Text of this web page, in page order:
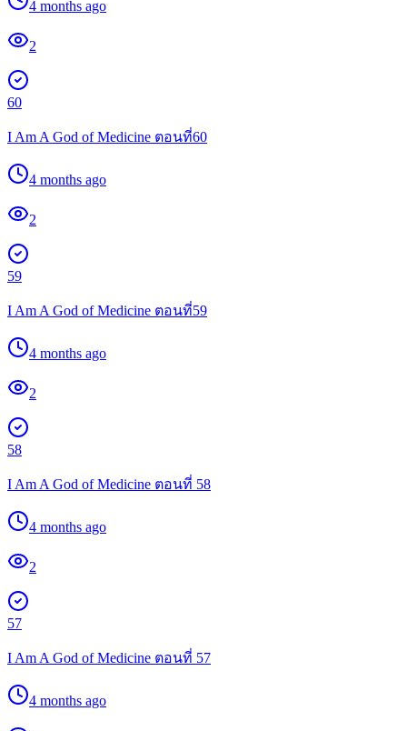
4 months ago
2
60
I Am A God of Medicine ตอนที่60
4 months ago
2
59
I Am A God of Medicine ตอนที่59
4 months ago
2
58
I Am A God of Medicine ตอนที่ 58
4 months ago
2
57
I Am A God of Medicine ตอนที่ 57
4 months ago